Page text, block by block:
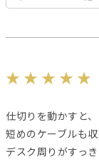
仕切りを動かすと
短めのケーブルも収
デスク周りがすっ